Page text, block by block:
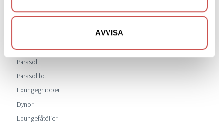
AVVISA
Sängbord & Gavlar
Utemöbler
Parasoll
Parasollfot
Loungegrupper
Dynor
Loungefåtöljer